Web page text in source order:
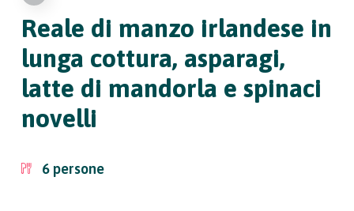
Reale di manzo irlandese in
lunga cottura, asparagi,
latte di mandorla e spinaci
novelli
6 persone